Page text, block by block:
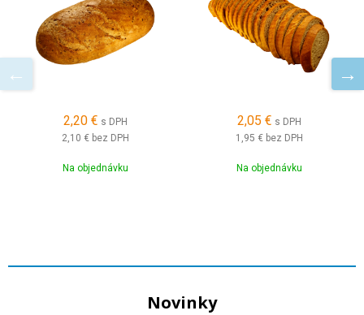
2,20 € s DPH
2,10 € bez DPH
Na objednávku
2,05 € s DPH
1,95 € bez DPH
Na objednávku
Novinky